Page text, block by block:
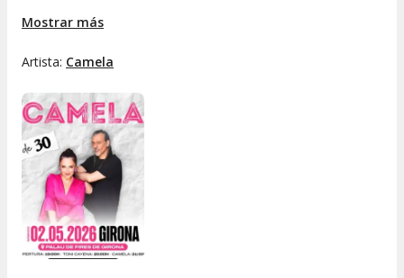
con su mejor repertorio. ¡La fiesta te espera en el
Mostrar más
Artista: Camela